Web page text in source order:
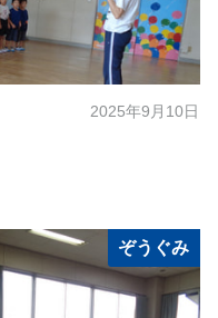
2025年9月10日
ぞうぐみ